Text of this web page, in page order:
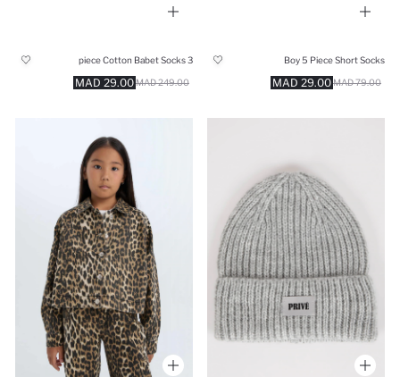
Boy 5 Piece Short Socks
29.00 MAD 79.00 MAD
3 piece Cotton Babet Socks
29.00 MAD 249.00 MAD